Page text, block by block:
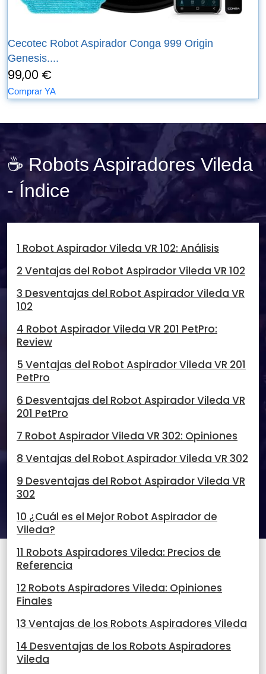
Cecotec Robot Aspirador Conga 999 Origin
Genesis....
99,00 €
Comprar YA
☕ Robots Aspiradores Vileda
- Índice
1 Robot Aspirador Vileda VR 102: Análisis
2 Ventajas del Robot Aspirador Vileda VR 102
3 Desventajas del Robot Aspirador Vileda VR
102
4 Robot Aspirador Vileda VR 201 PetPro:
Review
5 Ventajas del Robot Aspirador Vileda VR 201
PetPro
6 Desventajas del Robot Aspirador Vileda VR
201 PetPro
7 Robot Aspirador Vileda VR 302: Opiniones
8 Ventajas del Robot Aspirador Vileda VR 302
9 Desventajas del Robot Aspirador Vileda VR
302
10 ¿Cuál es el Mejor Robot Aspirador de
Vileda?
11 Robots Aspiradores Vileda: Precios de
Referencia
12 Robots Aspiradores Vileda: Opiniones
Finales
13 Ventajas de los Robots Aspiradores Vileda
14 Desventajas de los Robots Aspiradores
Vileda